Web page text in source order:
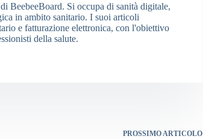
BeebeeBoard. Si occupa di sanità digitale,
in ambito sanitario. I suoi articoli
e fatturazione elettronica, con l'obiettivo
della salute.
PROSSIMOARTICOLO